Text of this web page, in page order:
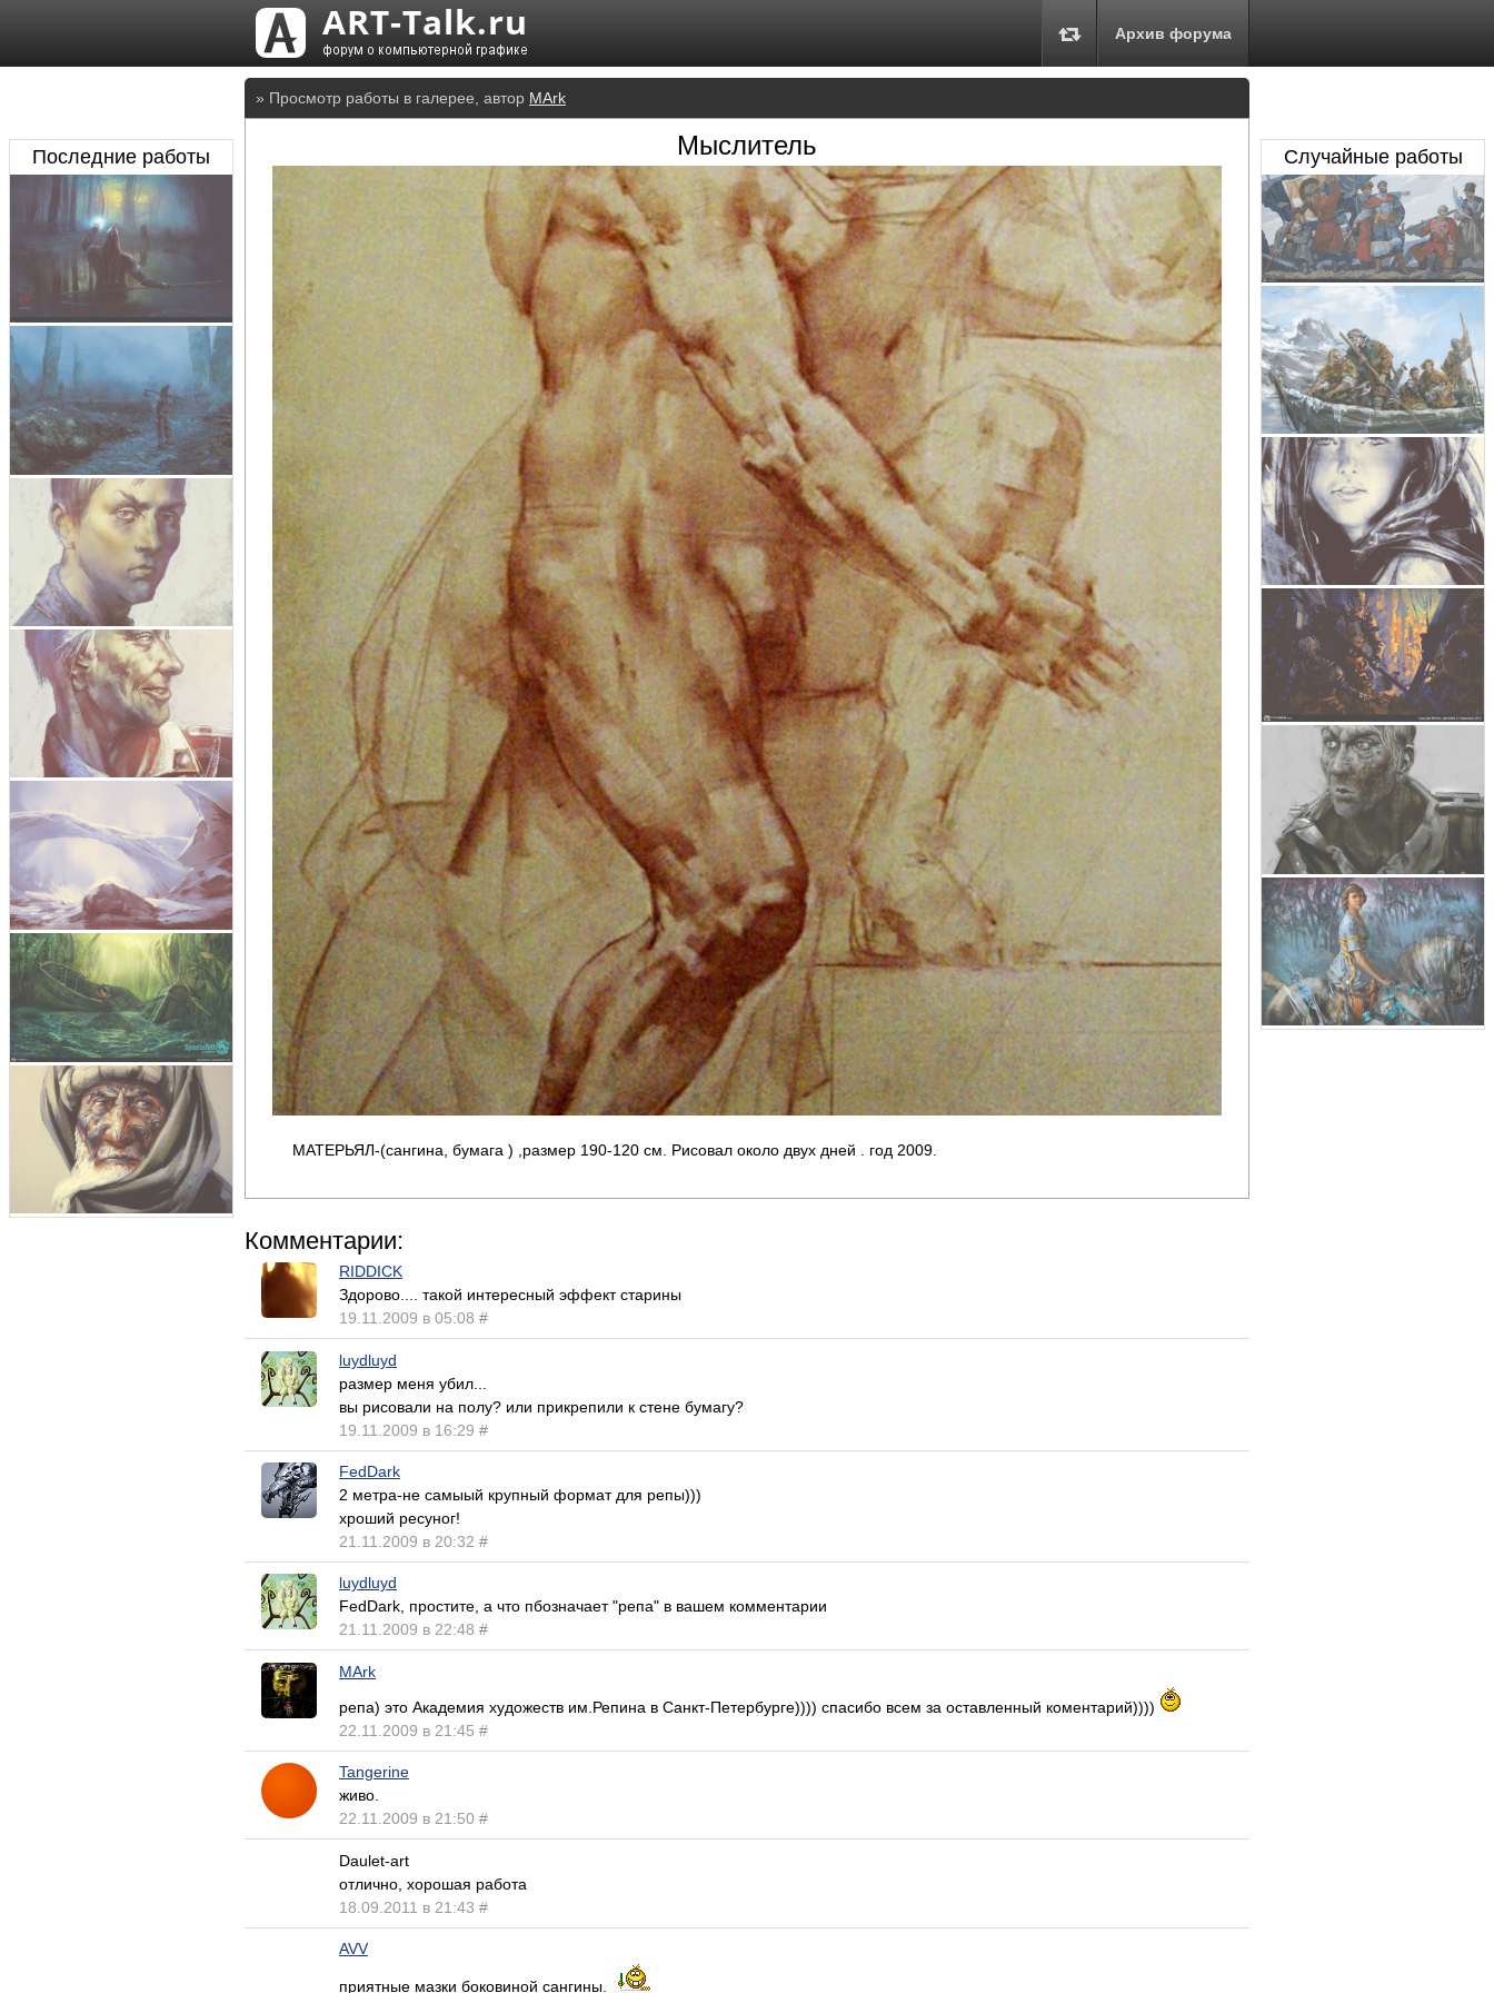
Архив форума
» Просмотр работы в галерее, автор MArk
Мыслитель
МАТЕРЬЯЛ-(сангина, бумага ) ,размер 190-120 см. Рисовал около двух дней . год 2009.
Комментарии:
RIDDICK
Здорово.... такой интересный эффект старины
19.11.2009 в 05:08 #
luydluyd
размер меня убил...
вы рисовали на полу? или прикрепили к стене бумагу?
19.11.2009 в 16:29 #
FedDark
2 метра-не самыый крупный формат для репы)))
хроший ресуног!
21.11.2009 в 20:32 #
luydluyd
FedDark, простите, а что пбозначает "репа" в вашем комментарии
21.11.2009 в 22:48 #
MArk
репа) это Академия художеств им.Репина в Санкт-Петербурге)))) спасибо всем за оставленный коментарий))))
22.11.2009 в 21:45 #
Tangerine
живо.
22.11.2009 в 21:50 #
Daulet-art
отлично, хорошая работа
18.09.2011 в 21:43 #
AVV
приятные мазки боковиной сангины.
Последние работы Случайные работы